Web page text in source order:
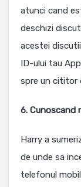
atunci cand
deschizi
acestei
ID-ului tau
spre un cititor
6. Cunoscand
Harry a
de unde sa
telefonul